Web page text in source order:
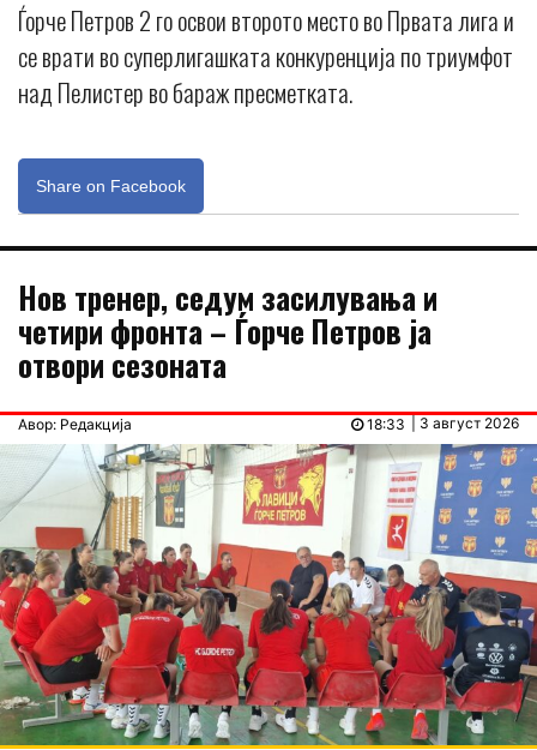
Ѓорче Петров 2 го освои второто место во Првата лига и
се врати во суперлигашката конкуренција по триумфот
над Пелистер во бараж пресметката.
Share on Facebook
Нов тренер, седум засилувања и
четири фронта – Ѓорче Петров ја
отвори сезоната
Авор: Редакција | 3 август 2026
18:33